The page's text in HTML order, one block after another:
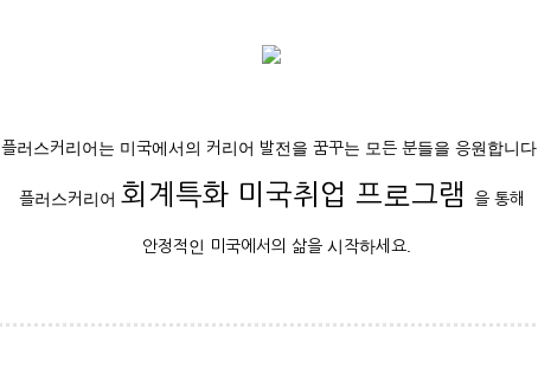
플러스커리어는 미국에서의 커리어 발전을 꿈꾸는 모든 분들을 응원합니다.
플러스커리어 회계특화 미국취업 프로그램 을 통해
안정적인 미국에서의 삶을 시작하세요.